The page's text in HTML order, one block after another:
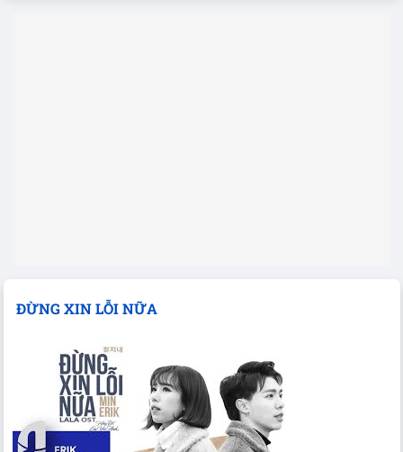
ĐỪNG XIN LỖI NỮA